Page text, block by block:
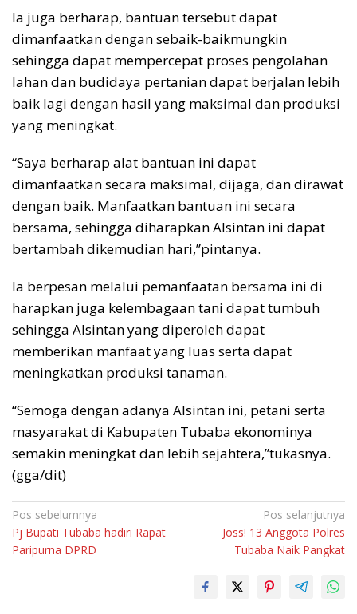
Ia juga berharap, bantuan tersebut dapat
dimanfaatkan dengan sebaik-baikmungkin
sehingga dapat mempercepat proses pengolahan
lahan dan budidaya pertanian dapat berjalan lebih
baik lagi dengan hasil yang maksimal dan produksi
yang meningkat.
“Saya berharap alat bantuan ini dapat
dimanfaatkan secara maksimal, dijaga, dan dirawat
dengan baik. Manfaatkan bantuan ini secara
bersama, sehingga diharapkan Alsintan ini dapat
bertambah dikemudian hari,”pintanya.
Ia berpesan melalui pemanfaatan bersama ini di
harapkan juga kelembagaan tani dapat tumbuh
sehingga Alsintan yang diperoleh dapat
memberikan manfaat yang luas serta dapat
meningkatkan produksi tanaman.
“Semoga dengan adanya Alsintan ini, petani serta
masyarakat di Kabupaten Tubaba ekonominya
semakin meningkat dan lebih sejahtera,”tukasnya.
(gga/dit)
Navigasi
pos
Pos sebelumnya
Pj Bupati Tubaba hadiri Rapat
Paripurna DPRD
Pos selanjutnya
Joss! 13 Anggota Polres
Tubaba Naik Pangkat